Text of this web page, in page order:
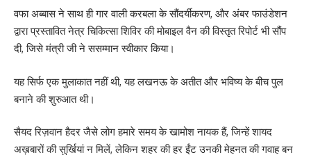
वफा अब्बास ने साथ ही गार वाली करबला के सौंदर्यीकरण, और अंबर फाउंडेशन
द्वारा प्रस्तावित नेत्र चिकित्सा शिविर की मोबाइल वैन की विस्तृत रिपोर्ट भी सौंप
दी, जिसे मंत्री जी ने ससम्मान स्वीकार किया।
यह सिर्फ एक मुलाकात नहीं थी, यह लखनऊ के अतीत और भविष्य के बीच पुल
बनाने की शुरुआत थी।
सैयद रिज़वान हैदर जैसे लोग हमारे समय के खामोश नायक हैं, जिन्हें शायद
अख़बारों की सुर्खियां न मिलें, लेकिन शहर की हर ईंट उनकी मेहनत की गवाह बन